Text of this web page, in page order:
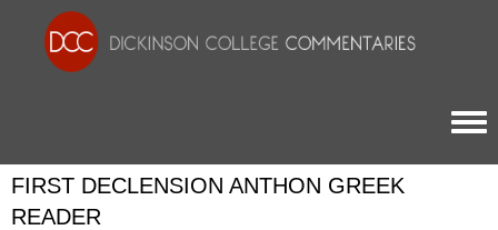
FIRST DECLENSION ANTHON GREEK
READER